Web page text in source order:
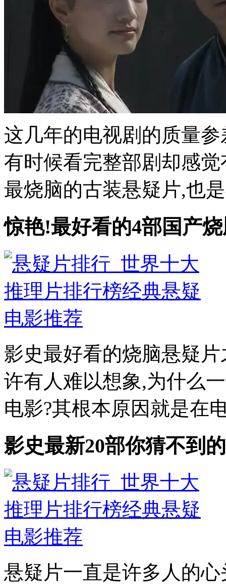
这几年的电视剧的质量
有时候看完整部剧却感
最烧脑的古装悬疑片,也
惊艳!最好看的4部国产
影史最好看的烧脑悬疑
许有人难以想象,为什么
电影?其根本原因就是在
影史最新20部你猜不到
悬疑片一直是许多人的